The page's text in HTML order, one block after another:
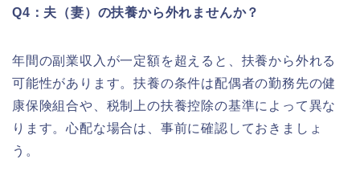
Q4：夫（妻）の扶養から外れませんか？
年間の副業収入が一定額を超えると、扶養から外れる
可能性があります。扶養の条件は配偶者の勤務先の健
康保険組合や、税制上の扶養控除の基準によって異な
ります。心配な場合は、事前に確認しておきましょ
う。